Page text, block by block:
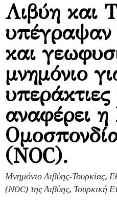
Λιβύη και
υπέγραψαν
και
μνημόνιο
υπεράκτιες
αναφέρει η
(NOC).
Μνημόνιο Λιβύης-Τουρκίας,
(NOC) της Λιβύης, Τουρκική